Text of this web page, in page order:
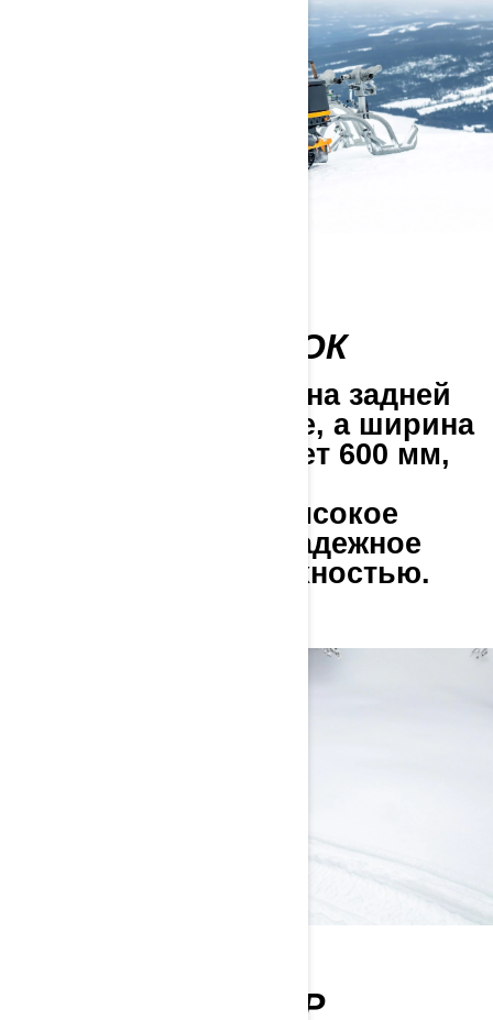
ГРУЗОПЕРЕВОЗОК
Эта модель оснащена задней
подвеской EasyRide, а ширина
гусеницы составляет 600 мм,
обеспечиваются высокое
тяговое усилие и надежное
сцепление с поверхностью.
ВЫБОРА РАЙДЕР